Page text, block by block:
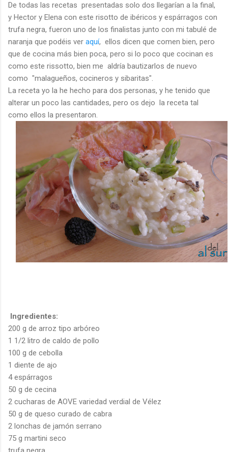
De todas las recetas presentadas solo dos llegarían a la final,
y Hector y Elena con este risotto de ibéricos y espárragos con
trufa negra, fueron uno de los finalistas junto con mi tabulé de
naranja que podéis ver aquí, ellos dicen que comen bien, pero
que de cocina más bien poca, pero si lo poco que cocinan es
como este rissotto, bien me aldría bautizarlos de nuevo
como "malagueños, cocineros y sibaritas".
La receta yo la he hecho para dos personas, y he tenido que
alterar un poco las cantidades, pero os dejo la receta tal
como ellos la presentaron.
Ingredientes:
200 g de arroz tipo arbóreo
1 1/2 litro de caldo de pollo
100 g de cebolla
1 diente de ajo
4 espárragos
50 g de cecina
2 cucharas de AOVE variedad verdial de Vélez
50 g de queso curado de cabra
2 lonchas de jamón serrano
75 g martini seco